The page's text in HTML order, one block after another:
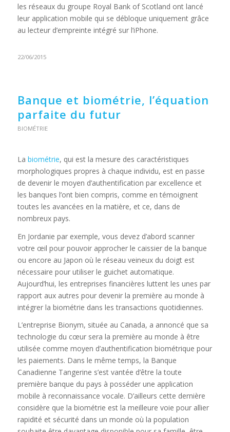
les réseaux du groupe Royal Bank of Scotland ont lancé
leur application mobile qui se débloque uniquement grâce
au lecteur d’empreinte intégré sur l’iPhone.
22/06/2015
Banque et biométrie, l’équation
parfaite du futur
BIOMÉTRIE
La biométrie, qui est la mesure des caractéristiques
morphologiques propres à chaque individu, est en passe
de devenir le moyen d’authentification par excellence et
les banques l’ont bien compris, comme en témoignent
toutes les avancées en la matière, et ce, dans de
nombreux pays.
En Jordanie par exemple, vous devez d’abord scanner
votre œil pour pouvoir approcher le caissier de la banque
ou encore au Japon où le réseau veineux du doigt est
nécessaire pour utiliser le guichet automatique.
Aujourd’hui, les entreprises financières luttent les unes par
rapport aux autres pour devenir la première au monde à
intégrer la biométrie dans les transactions quotidiennes.
L’entreprise Bionym, située au Canada, a annoncé que sa
technologie du cœur sera la première au monde à être
utilisée comme moyen d’authentification biométrique pour
les paiements. Dans le même temps, la Banque
Canadienne Tangerine s’est vantée d’être la toute
première banque du pays à posséder une application
mobile à reconnaissance vocale. D’ailleurs cette dernière
considère que la biométrie est la meilleure voie pour allier
rapidité et sécurité dans un monde où la population